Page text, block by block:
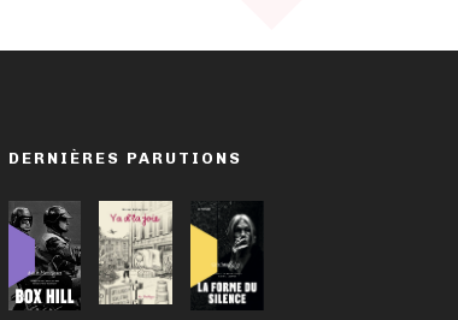
DERNIÈRES PARUTIONS